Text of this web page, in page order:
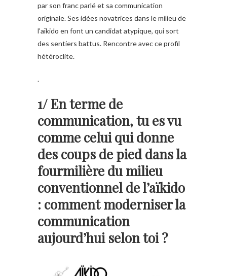
par son franc parlé et sa communication
originale. Ses idées novatrices dans le milieu de
l’aïkido en font un candidat atypique, qui sort
des sentiers battus. Rencontre avec ce profil
hétéroclite.
.
1/ En terme de
communication, tu es vu
comme celui qui donne
des coups de pied dans la
fourmilière du milieu
conventionnel de l’aïkido
: comment moderniser la
communication
aujourd’hui selon toi ?